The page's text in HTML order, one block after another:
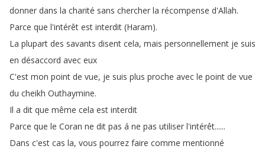
donner dans la charité sans chercher la récompense d'Allah.
Parce que l'intérêt est interdit (Haram).
La plupart des savants disent cela, mais personnellement je suis
en désaccord avec eux
C'est mon point de vue, je suis plus proche avec le point de vue
du cheikh Outhaymine.
Il a dit que même cela est interdit
Parce que le Coran ne dit pas á ne pas utiliser l'intérêt......
Dans c'est cas la, vous pourrez faire comme mentionné